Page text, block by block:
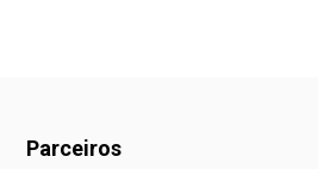
Parceiros